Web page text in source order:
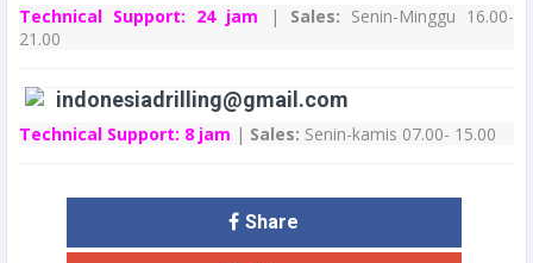
Technical Support: 24 jam | Sales: Senin-Minggu 16.00-
21.00
indonesiadrilling@gmail.com
Technical Support: 8 jam | Sales: Senin-kamis 07.00- 15.00
Share